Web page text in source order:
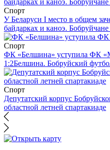
Спорт
У Беларуси I место в общем
байдарках и каноэ.
Спорт
ФК «Белшина» уступила ФК
1:2Белшина. Бобруйский
Спорт
Депутатский корпус
областной летней спартакиаде